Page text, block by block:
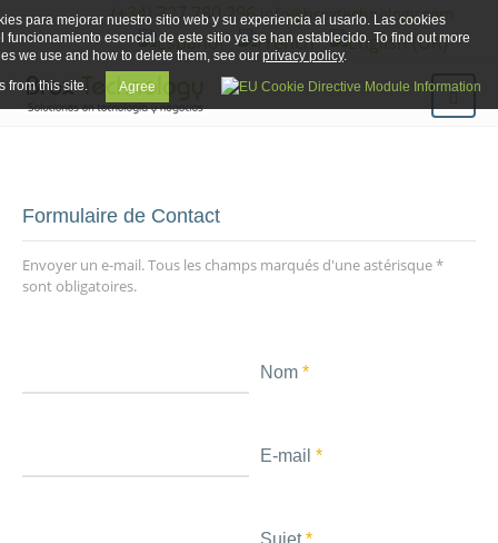
(+34) 727 780 296info@broxtechnology.com
Formulaire de Contact
Envoyer un e-mail. Tous les champs marqués d'une astérisque *
sont obligatoires.
Nom *
E-mail *
Sujet*
para mejorar nuestro sitio web y su experiencia al usarlo. Las cookies
funcionamiento esencial de este sitio ya se han establecido. To find out more
we use and how to delete them, see our privacy policy.
from this site.
Agree